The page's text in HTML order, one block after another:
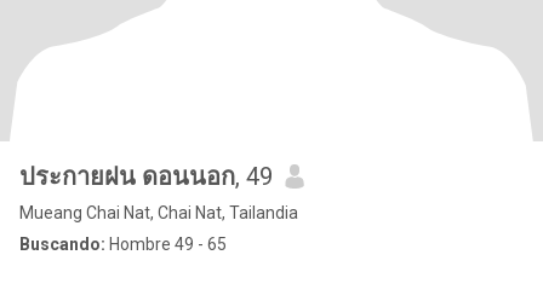
ประกายฝน ดอนนอก, 49
Mueang Chai Nat, Chai Nat, Tailandia
Buscando: Hombre 49 - 65